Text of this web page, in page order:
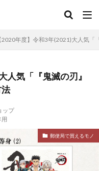
2020年度】令和3年(2021)大人気
人気「『鬼滅の刃』
ップ
用
郵便局で買えるモノ